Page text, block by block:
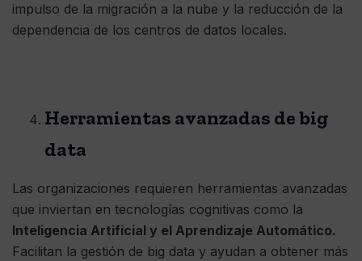
impulso de la migración a la nube y la reducción de la
dependencia de los centros de datos locales.
Herramientas avanzadas de big
data
Las organizaciones requieren herramientas avanzadas
que inviertan en tecnologías cognitivas como la
Inteligencia Artificial y el Aprendizaje Automático.
Facilitan la gestión de big data y ayudan a obtener más